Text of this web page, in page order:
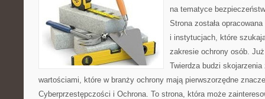
na tematyce
Strona została
i instytucjach, które
zakresie ochrony osób.
Twierdza budzi
wartościami, które w branży ochrony mają pierwszorzędne
Cyberprzestępczości i Ochrona. To strona, która może